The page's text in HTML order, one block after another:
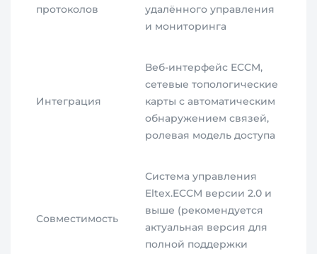
протоколов
удалённого управления
и мониторинга
Интеграция
Веб-интерфейс ECCM,
сетевые топологические
карты с автоматическим
обнаружением связей,
ролевая модель доступа
Совместимость
Система управления
Eltex.ECCM версии 2.0 и
выше (рекомендуется
актуальная версия для
полной поддержки